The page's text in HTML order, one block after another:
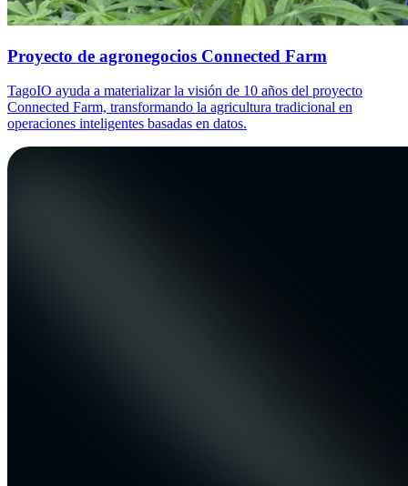
Proyecto de agronegocios Connected Farm
TagoIO ayuda a materializar la visión de 10 años del proyecto
Connected Farm, transformando la agricultura tradicional en
operaciones inteligentes basadas en datos.